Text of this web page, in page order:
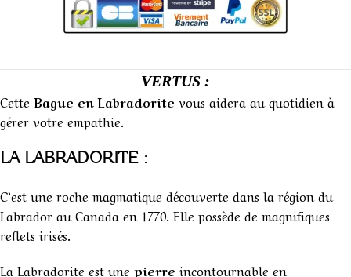
VERTUS :
Cette Bague en Labradorite vous aidera au quotidien à
gérer votre empathie.
LA LABRADORITE :
C’est une roche magmatique découverte dans la région du
Labrador au Canada en 1770. Elle possède de magnifiques
reflets irisés.
La Labradorite est une pierre incontournable en